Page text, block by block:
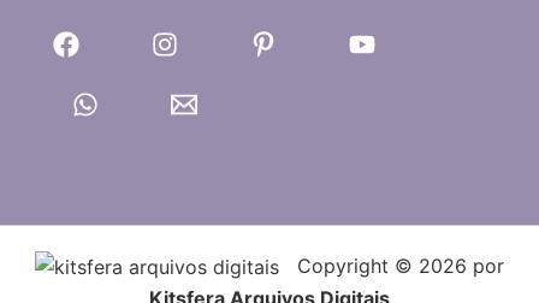
Copyright © 2026 por